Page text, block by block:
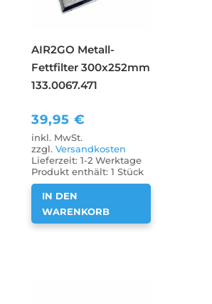
AIR2GO Metall-
Fettfilter 300x252mm
133.0067.471
39,95€
inkl. MwSt.
zzgl.Versandkosten
Lieferzeit:1-2 Werktage
Produkt enthält: 1Stück
IN DEN
WARENKORB